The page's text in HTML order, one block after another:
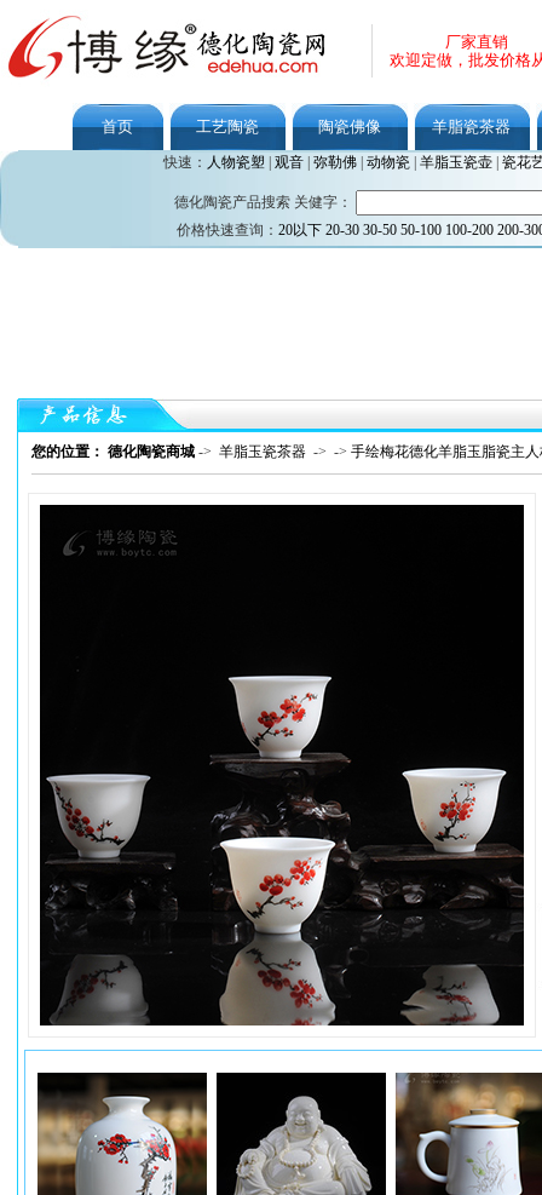
厂家直销
欢迎定做，批发价格
首页 工艺陶瓷 陶瓷佛像 羊脂瓷茶器
快速： 人物瓷塑 观音| 弥勒佛| 动物瓷| 羊脂玉瓷壶| 瓷花
德化陶瓷产品搜索 关健字：
价格快速查询： 20以下 20-30 30-50 50-100 100-200 200-
您的位置： 德化陶瓷商城 -> 羊脂玉瓷茶器 -> -> 手绘梅花德化羊脂玉脂瓷主